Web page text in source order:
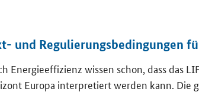
und Re­gu­lie­rungs­be­din­gun­gen
En­er­gie­ef­fi­zi­enz wis­sen schon, dass das
Eu­ro­pa in­ter­pre­tiert wer­den kann. Die